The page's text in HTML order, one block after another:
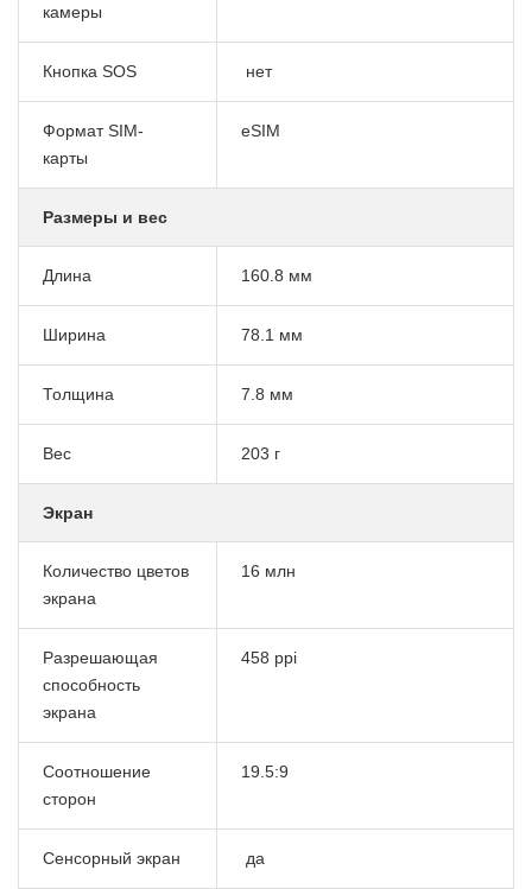
камеры
Кнопка SOS нет
Формат SIM-
карты
eSIM
Размеры и вес
Длина 160.8 мм
Ширина 78.1 мм
Толщина 7.8 мм
Вес 203 г
Экран
Количество цветов
экрана
16 млн
Разрешающая
способность
экрана
458 ppi
Соотношение
сторон
19.5:9
Сенсорный экран да